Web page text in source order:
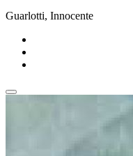
Guarlotti, Innocente